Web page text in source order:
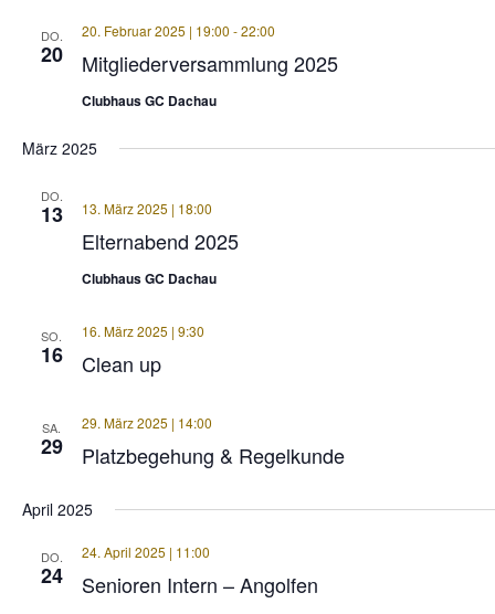
DO.
20 Mitgliederversammlung 2025
20. Februar 2025 | 19:00 -22:00
Clubhaus GC Dachau
März 2025
DO.
13
Elternabend 2025
13. März 2025 | 18:00
Clubhaus GC Dachau
SO.
16 Clean up
16. März 2025 | 9:30
SA.
29 Platzbegehung & Regelkunde
29. März 2025 | 14:00
April 2025
DO.
24 Senioren Intern – Angolfen
24. April 2025 | 11:00